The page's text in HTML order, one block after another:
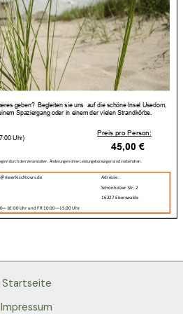
Startseite
Impressum